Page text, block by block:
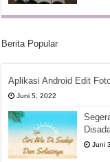
Berita Popular
Aplikasi Android Edit
Juni 5, 2022
Juni